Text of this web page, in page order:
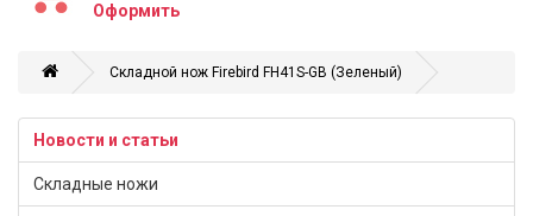
Оформить
Складной нож Firebird FH41S-GB (Зеленый)
Новости и статьи
Складные ножи